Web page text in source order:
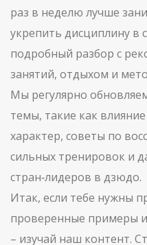
раз в неделю лучше
укрепить дисциплину в
подробный разбор с
занятий, отдыхом и
Мы регулярно
темы, такие как
характер, советы по
сильных тренировок и
стран‑лидеров в дзюдо.
Итак, если тебе нужны
проверенные примеры
– изучай наш контент.